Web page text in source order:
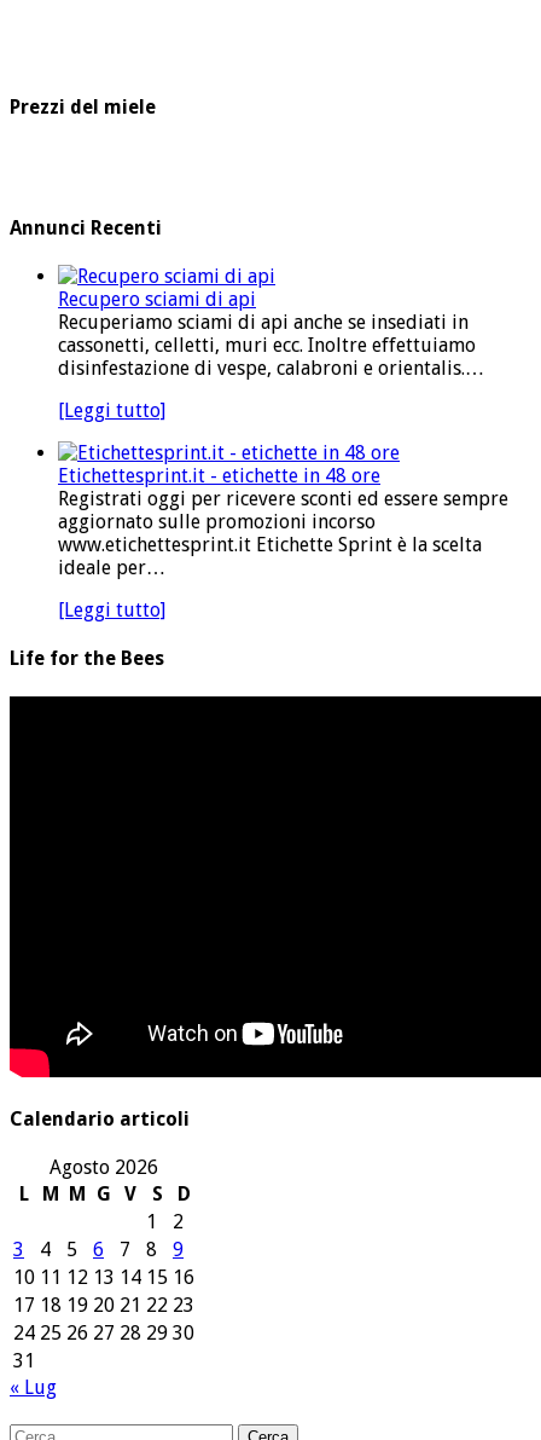
Prezzi del miele
Annunci Recenti
Recupero sciami di api
Recuperiamo sciami di api anche se insediati in
cassonetti, celletti, muri ecc. Inoltre effettuiamo
disinfestazione di vespe, calabroni e orientalis.…
[Leggi tutto]
Etichettesprint.it - etichette in 48 ore
Registrati oggi per ricevere sconti ed essere sempre
aggiornato sulle promozioni incorso
www.etichettesprint.it Etichette Sprint è la scelta
ideale per…
[Leggi tutto]
Life for the Bees
Calendario articoli
Agosto 2026
L
M M G V S
D
1
2
3
4 5 6 7 8
9
10 11 12 13 14 15 16
17 18 19 20 21 22 23
24 25 26 27 28 29 30
31
« Lug
Ricerca